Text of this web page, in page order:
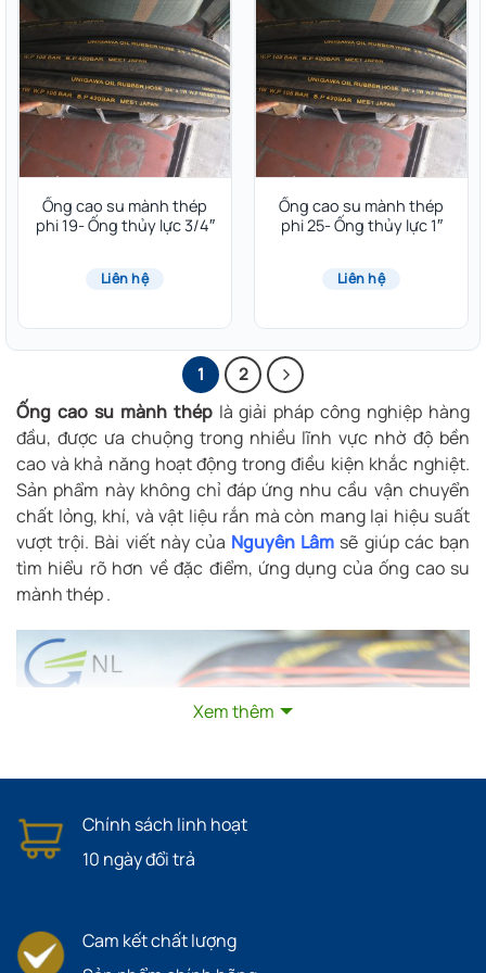
Ống cao su mành thép
phi 19- Ống thủy lực 3/4″
Liên hệ
Ống cao su mành thép
phi 25- Ống thủy lực 1″
Liên hệ
1 2
Ống cao su mành théplà giải pháp công nghiệp hàng
đầu, được ưa chuộng trong nhiều lĩnh vực nhờ độ bền
cao và khả năng hoạt động trong điều kiện khắc nghiệt.
Sản phẩm này không chỉ đáp ứng nhu cầu vận chuyển
chất lỏng, khí, và vật liệu rắn mà còn mang lại hiệu suất
vượt trội. Bài viết này của Nguyên Lâm sẽ giúp các bạn
tìm hiểu rõ hơn về đặc điểm, ứng dụng của ống cao su
mành thép .
Xem thêm
Chính sách linh hoạt
10 ngày đổi trả
Cam kết chất lượng